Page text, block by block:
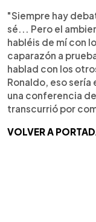
"Siempre hay
sé... Pero el
habléis de mí con
caparazón a
hablad con los
Ronaldo, eso
una conferencia
transcurrió por
VOLVER A